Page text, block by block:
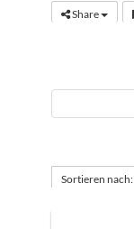
Share
Sortieren nach: